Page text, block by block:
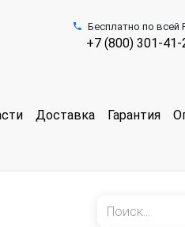
Бесплатно по всей
+7 (800) 301-41-
Доставка Гарантия